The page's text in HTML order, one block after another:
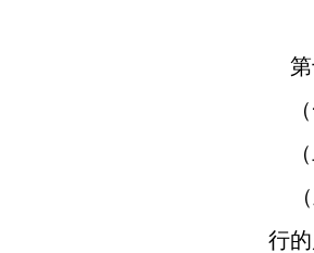
第
（
（
（
行